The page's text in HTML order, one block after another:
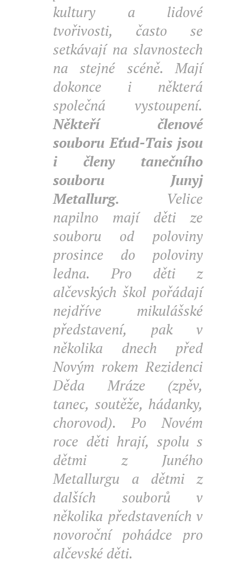
kultury a lidové
tvořivosti, často se
setkávají na slavnostech
na stejné scéně. Mají
dokonce i některá
společná vystoupení.
Někteří členové
souboru Eťud-Tais jsou
i členy tanečního
souboru Junyj
Metallurg. Velice
napilno mají děti ze
souboru od poloviny
prosince do poloviny
ledna. Pro děti z
alčevských škol pořádají
nejdříve mikulášské
představení, pak v
několika dnech před
Novým rokem Rezidenci
Děda Mráze (zpěv,
tanec, soutěže, hádanky,
chorovod). Po Novém
roce děti hrají, spolu s
dětmi z Juného
Metallurgu a dětmi z
dalších souborů v
několika představeních v
novoroční pohádce pro
alčevské děti.